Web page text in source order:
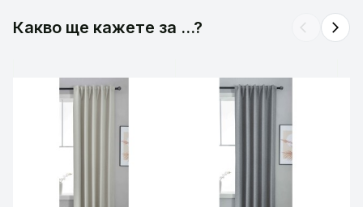
Какво ще кажете за ...? arrow_back_ios arrow_forward_ios